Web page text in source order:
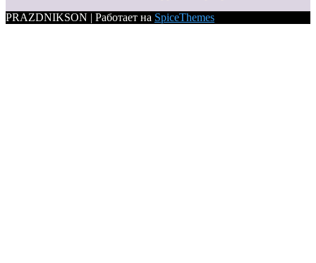
PRAZDNIKSON | Работает на SpiceThemes